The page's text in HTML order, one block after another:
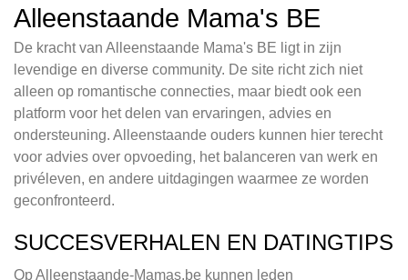
Alleenstaande Mama's BE
De kracht van Alleenstaande Mama's BE ligt in zijn
levendige en diverse community. De site richt zich niet
alleen op romantische connecties, maar biedt ook een
platform voor het delen van ervaringen, advies en
ondersteuning. Alleenstaande ouders kunnen hier terecht
voor advies over opvoeding, het balanceren van werk en
privéleven, en andere uitdagingen waarmee ze worden
geconfronteerd.
SUCCESVERHALEN EN DATINGTIPS
Op Alleenstaande-Mamas.be kunnen leden